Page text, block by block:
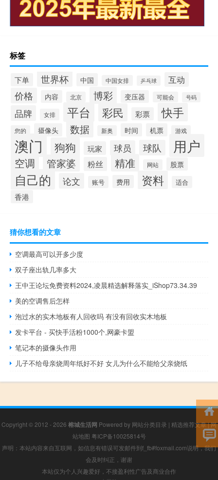
标签
下单 世界杯 中国 中国女排 乒乓球 互动
价格 内容 北京 博彩 变压器 可能会 号码
品牌 女排 平台 彩民 彩票 快手
您的 摄像头 数据 新奥 时间 机票 游戏
澳门 狗狗 玩家 球员 球队 用户
空调 管家婆 粉丝 精准 网站 股票
自己的 论文 账号 费用 资料 适合
香港
猜你想看的文章
空调最高可以开多少度
双子座出轨几率多大
王中王论坛免费资料2024,凌晨精选解释落实_iShop73.34.39
美的空调售后怎样
泡过水的实木地板有人回收吗 有没有回收实木地板
发卡平台 - 买快手活粉1000个,网豪卡盟
笔记本的摄像头作用
儿子不给母亲烧周年纸好不好 女儿为什么不能给父亲烧纸
Copyright © 2012 - 2026 榕城生活网 Powered by 网站分类目录 | 精选推荐文章|网
站地图 粤ICP备10025814号
声明：本站内容来自互联网，如信息有错误可发邮件到f_fb#foxmail.com说明，我们
会及时纠正，谢谢
本站仅为个人兴趣爱好，不接盈利性广告及商业合作